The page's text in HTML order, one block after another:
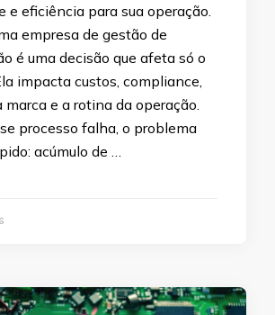
e eficiência para sua operação.
empresa de gestão de
é uma decisão que afeta só o
impacta custos, compliance,
marca e a rotina da operação.
processo falha, o problema
acúmulo de …